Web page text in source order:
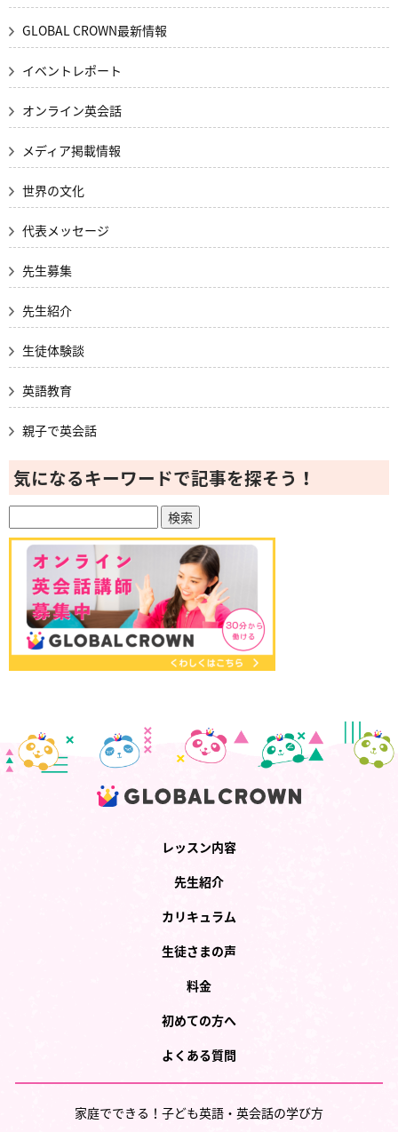
GLOBAL CROWN最新情報
イベントレポート
オンライン英会話
メディア掲載情報
世界の文化
代表メッセージ
先生募集
先生紹介
生徒体験談
英語教育
親子で英会話
気になるキーワードで記事を探そう！
レッスン内容
先生紹介
カリキュラム
生徒さまの声
料金
初めての方へ
よくある質問
家庭でできる！子ども英語・英会話の学び方